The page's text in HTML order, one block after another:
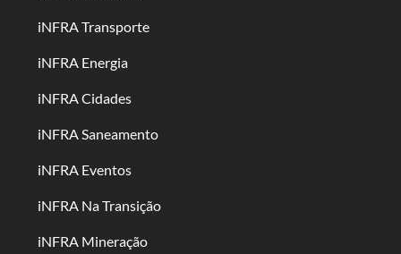
iNFRA Transporte
iNFRA Energia
iNFRA Cidades
iNFRA Saneamento
iNFRA Eventos
iNFRA Na Transição
iNFRA Mineração